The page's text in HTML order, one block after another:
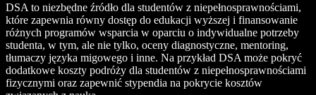
DSA to niezbędne źródło dla studentów z niepełnosprawnościami,
które zapewnia równy dostęp do edukacji wyższej i finansowanie
różnych programów wsparcia w oparciu o indywidualne potrzeby
studenta, w tym, ale nie tylko, oceny diagnostyczne, mentoring,
tłumaczy języka migowego i inne. Na przykład DSA może pokryć
dodatkowe koszty podróży dla studentów z niepełnosprawnościami
fizycznymi oraz zapewnić stypendia na pokrycie kosztów